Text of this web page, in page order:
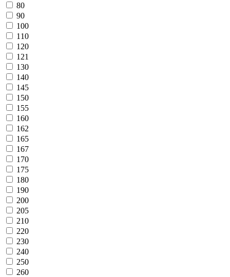
80
90
100
110
120
121
130
140
145
150
155
160
162
165
167
170
175
180
190
200
205
210
220
230
240
250
260